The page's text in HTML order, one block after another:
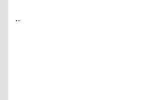
...